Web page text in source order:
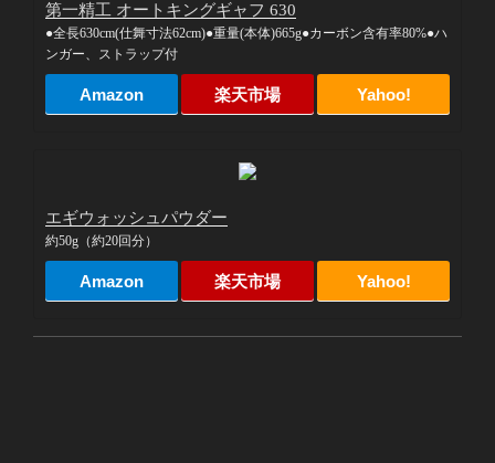
第一精工 オートキングギャフ 630
●全長630cm(仕舞寸法62cm)●重量(本体)665g●カーボン含有率80%●ハ
ンガー、ストラップ付
Amazon 楽天市場 Yahoo!
エギウォッシュパウダー
約50g（約20回分）
Amazon 楽天市場 Yahoo!